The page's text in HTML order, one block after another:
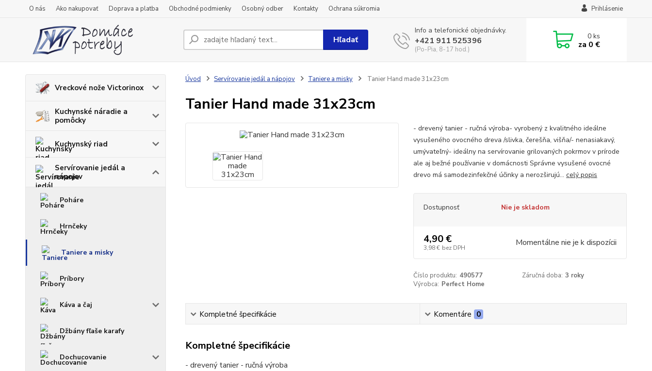
O nás Ako nakupovať Doprava a platba Obchodné podmienky Osobný odber Kontakty Ochrana súkromia Prihlásenie
Hľadať
Info a telefonické objednávky.
+421 911 525396
(Po-Pia, 8-17 hod.)
0ks
za 0 €
Vreckové nože Victorinox
Kuchynské náradie a
pomôcky
Kuchynský riad
Servírovanie jedál a
nápojov
Poháre
Hrnčeky
Taniere a misky
Príbory
Káva a čaj
Džbány fľaše karafy
Dochucovanie
Úvod Servírovanie jedál a nápojov Taniere a misky Tanier Hand made 31x23cm
Tanier Hand made 31x23cm
- drevený tanier - ručná výroba- vyrobený z kvalitného ideálne
vysušeného ovocného dreva /slivka, čerešňa, višňa/- nenasiakavý,
umývateľný- ideálny na servírovanie grilovaných pokrmov v prírode
ale aj bežné používanie v domácnosti Správne vysušené ovocné
drevo má samodezinfekčné účinky a nerozširujú... celý popis
Dostupnosť Nie je skladom
4,90 €
3,98 € bez DPH Momentálne nie je k dispozícii
Číslo produktu: 490577 Záručná doba: 3 roky
Výrobca: Perfect Home
Kompletné špecifikácie Komentáre 0
Kompletné špecifikácie
- drevený tanier - ručná výroba